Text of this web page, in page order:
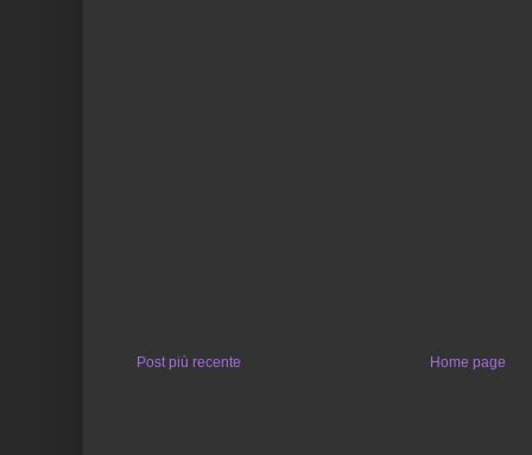
Post più recente Home page